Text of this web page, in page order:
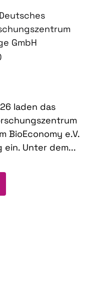
Deutsches
GmbH
laden das
BioEconomy e.V.
ein. Unter dem...